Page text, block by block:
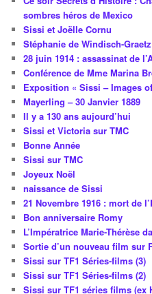
sombres héros de Mexico
Sissi et Joëlle Cornu
Stéphanie de Windisch-Graetz
28 juin 1914 : assassinat de
Conférence de Mme Marina
Exposition « Sissi – Images
Mayerling – 30 Janvier 1889
Il y a 130 ans aujourd’hui
Sissi et Victoria sur TMC
Bonne Année
Sissi sur TMC
Joyeux Noël
naissance de Sissi
21 Novembre 1916 : mort de
Bon anniversaire Romy
L’Impératrice Marie-Thérèse
Sortie d’un nouveau film sur
Sissi sur TF1 Séries-films (3)
Sissi sur TF1 Séries-films (2)
Sissi sur TF1 séries films (ex